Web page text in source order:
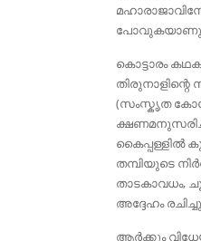
കൊട്ടാരം
(സംസ്കൃത
കൈപ്പള്ളിൽ
തമ്പിയുടെ
താടകാവധം,
അദ്ദേഹം
ആർക്കും